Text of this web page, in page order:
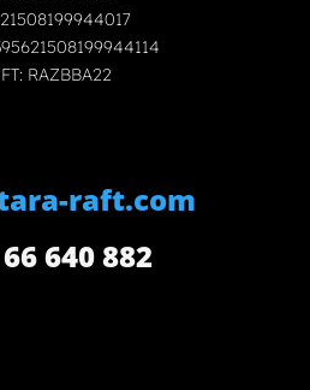
RAZBBA22
raft.com
640 882